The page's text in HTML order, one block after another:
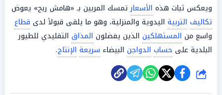
ويعكس ثبات هذه الأسعارتمسك المربين بـ «هامش ربح» يعوض
تكاليف التربية اليدوية والمنزلية، وهو ما يلقى قبولاً لدى قطاع
واسع من المستهلكين الذين يفضلون المذاق التقليدي للطيور
البلدية على حساب الدواجن البيضاء سريعة الإنتاج.
شارك